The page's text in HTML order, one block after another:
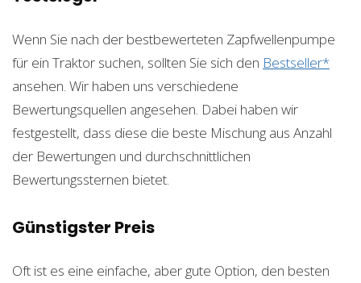
Wenn Sie nach der bestbewerteten Zapfwellenpumpe
für ein Traktor suchen, sollten Sie sich den Bestseller*
ansehen. Wir haben uns verschiedene
Bewertungsquellen angesehen. Dabei haben wir
festgestellt, dass diese die beste Mischung aus Anzahl
der Bewertungen und durchschnittlichen
Bewertungssternen bietet.
Günstigster Preis
Oft ist es eine einfache, aber gute Option, den besten